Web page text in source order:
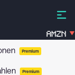
AMZN
Premium
Premium